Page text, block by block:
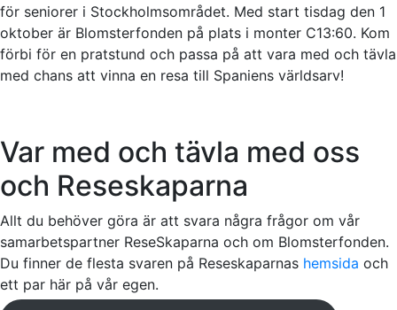
för seniorer i Stockholmsområdet. Med start tisdag den 1
oktober är Blomsterfonden på plats i monter C13:60. Kom
förbi för en pratstund och passa på att vara med och tävla
med chans att vinna en resa till Spaniens världsarv!
Var med och tävla med oss
och Reseskaparna
Allt du behöver göra är att svara några frågor om vår
samarbetspartner ReseSkaparna och om Blomsterfonden.
Du finner de flesta svaren på Reseskaparnas hemsida och
ett par här på vår egen.